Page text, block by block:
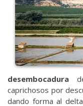
desembocadura
caprichosos por
dando forma al